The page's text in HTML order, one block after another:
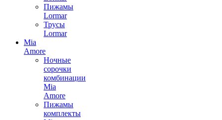
Пижамы
Lormar
Трусы
Lormar
Mia
Amore
Ночные
сорочки
комбинации
Mia
Amore
Пижамы
комплекты